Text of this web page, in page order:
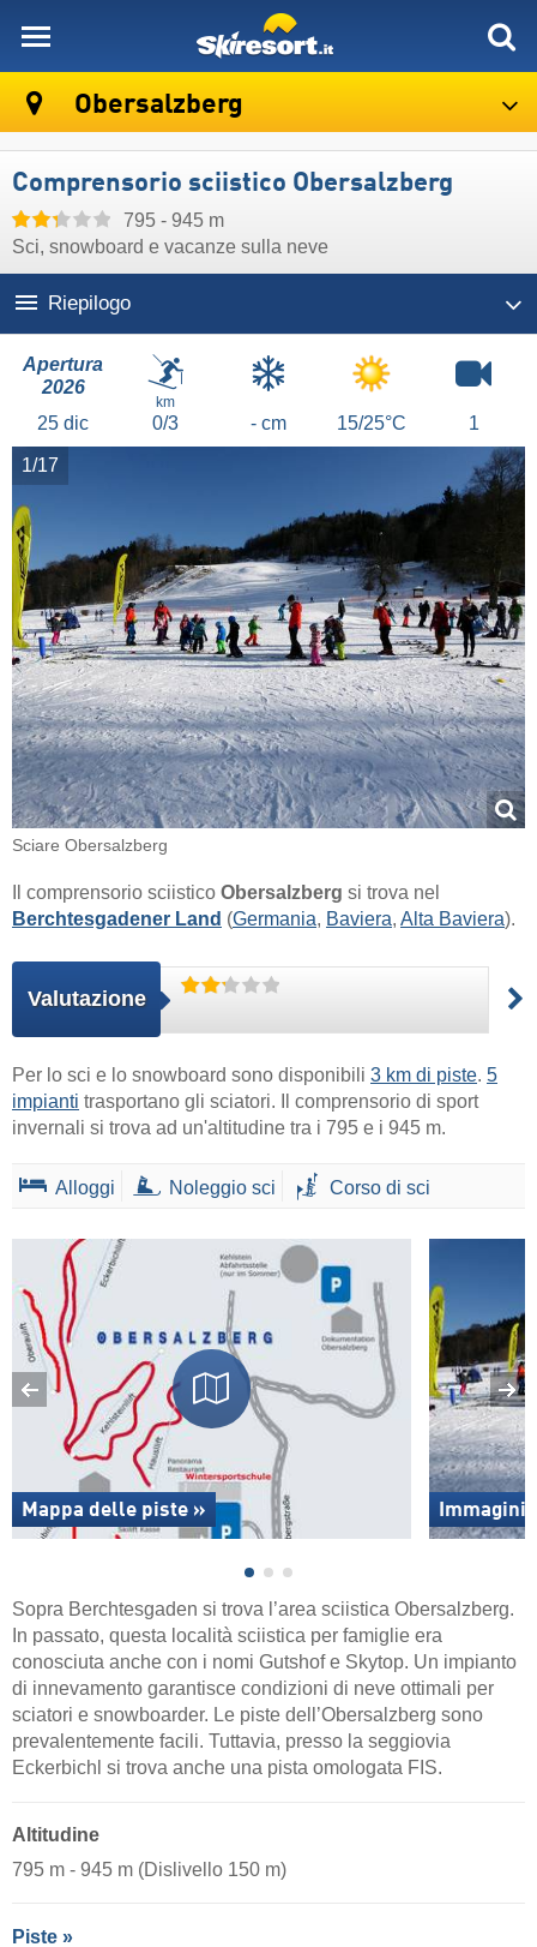
Obersalzberg
Comprensorio sciistico Obersalzberg
795 - 945 m
Sci, snowboard e vacanze sulla neve
Riepilogo
Apertura
2026
25 dic
km
0/3 - cm 15/25°C 1
1/17
Sciare Obersalzberg
Il comprensorio sciistico Obersalzberg si trova nel
Berchtesgadener Land (Germania, Baviera, Alta Baviera).
Valutazione
Per lo sci e lo snowboard sono disponibili 3 km di piste. 5
impianti trasportano gli sciatori. Il comprensorio di sport
invernali si trova ad un'altitudine tra i 795 e i 945 m.
Alloggi Noleggio sci Corso di sci
Mappa delle piste » Immagini
Sopra Berchtesgaden si trova l’area sciistica Obersalzberg.
In passato, questa località sciistica per famiglie era
conosciuta anche con i nomi Gutshof e Skytop. Un impianto
di innevamento garantisce condizioni di neve ottimali per
sciatori e snowboarder. Le piste dell’Obersalzberg sono
prevalentemente facili. Tuttavia, presso la seggiovia
Eckerbichl si trova anche una pista omologata FIS.
Altitudine
795 m - 945 m (Dislivello 150 m)
Piste »